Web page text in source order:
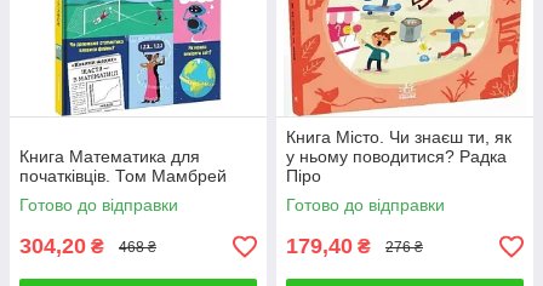
Книга Математика для
початківців. Том Мамбрей
Готово до відправки
304,20 ₴ 468 ₴
Книга Місто. Чи знаєш ти, як
у ньому поводитися? Радка
Піро
Готово до відправки
179,40 ₴ 276 ₴